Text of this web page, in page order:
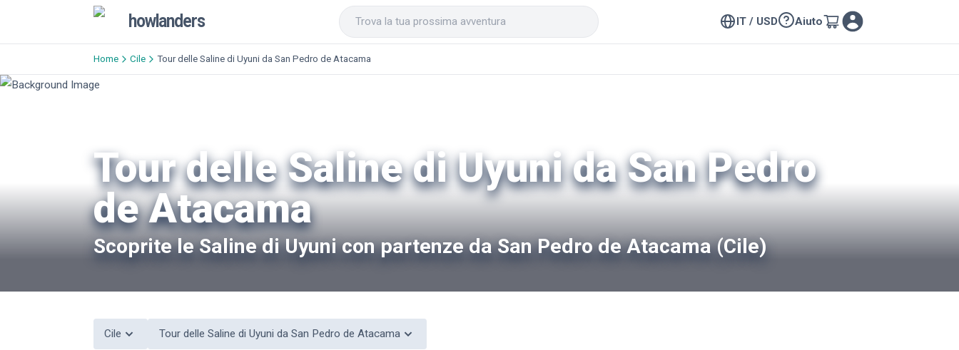
howlanders IT / USD Aiuto
Home Cile Tour delle Saline di Uyuni da San Pedro de Atacama
Tour delle Saline di Uyuni da San Pedro
de Atacama
Scoprite le Saline di Uyuni con partenze da San Pedro de Atacama (Cile)
Cile Tour delle Saline di Uyuni da San Pedro de Atacama